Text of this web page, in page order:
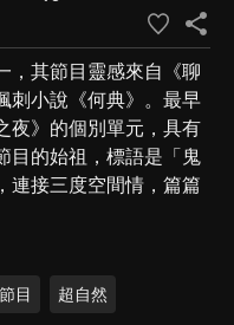
，其節目靈感來自《聊
刺小說《何典》。最早
夜》的個別單元，具有
目的始祖，標語是「鬼
連接三度空間情，篇篇
目 超自然